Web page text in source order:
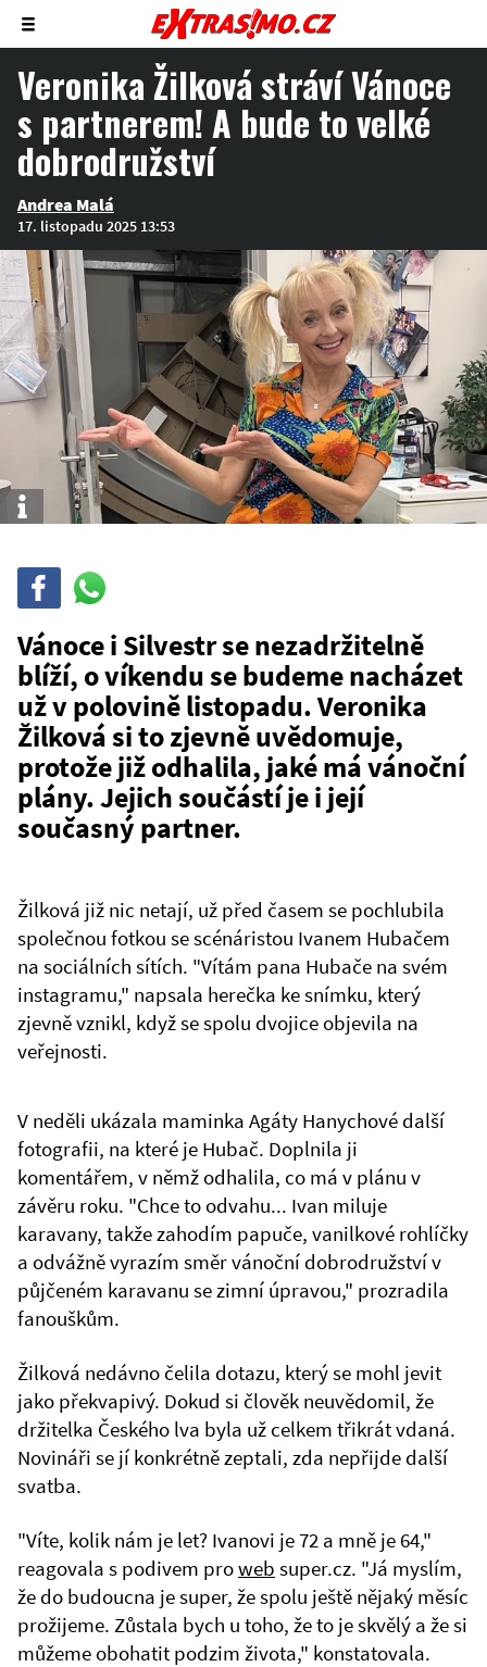
Zobrazit/skrýt
menu
Veronika Žilková stráví Vánoce
s partnerem! A bude to velké
dobrodružství
Andrea Malá
17. listopadu 2025 13:53
Info
Sdílej
WhatsAppu
Vánoce i Silvestr se nezadržitelně
blíží, o víkendu se budeme nacházet
už v polovině listopadu. Veronika
Žilková si to zjevně uvědomuje,
protože již odhalila, jaké má vánoční
plány. Jejich součástí je i její
současný partner.
Žilková již nic netají, už před časem se pochlubila
společnou fotkou se scénáristou Ivanem Hubačem
na sociálních sítích. "Vítám pana Hubače na svém
instagramu," napsala herečka ke snímku, který
zjevně vznikl, když se spolu dvojice objevila na
veřejnosti.
V neděli ukázala maminka Agáty Hanychové další
fotografii, na které je Hubač. Doplnila ji
komentářem, v němž odhalila, co má v plánu v
závěru roku. "Chce to odvahu... Ivan miluje
karavany, takže zahodím papuče, vanilkové rohlíčky
a odvážně vyrazím směr vánoční dobrodružství v
půjčeném karavanu se zimní úpravou," prozradila
fanouškům.
Žilková nedávno čelila dotazu, který se mohl jevit
jako překvapivý. Dokud si člověk neuvědomil, že
držitelka Českého lva byla už celkem třikrát vdaná.
Novináři se jí konkrétně zeptali, zda nepřijde další
svatba.
"Víte, kolik nám je let? Ivanovi je 72 a mně je 64,"
reagovala s podivem proweb super.cz. "Já myslím,
že do budoucna je super, že spolu ještě nějaký měsíc
prožijeme. Zůstala bych u toho, že to je skvělý a že si
můžeme obohatit podzim života," konstatovala.